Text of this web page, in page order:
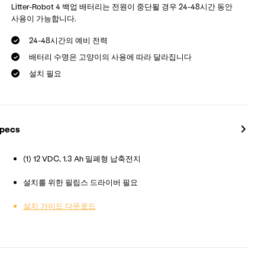
Litter-Robot 4 백업 배터리는 전원이 중단될 경우 24-48시간 동안
사용이 가능합니다.
24-48시간의 예비 전력
배터리 수명은 고양이의 사용에 따라 달라집니다
설치 필요
(1) 12 VDC, 1.3 Ah 밀폐형 납축전지
설치를 위한 필립스 드라이버 필요
설치 가이드 다운로드